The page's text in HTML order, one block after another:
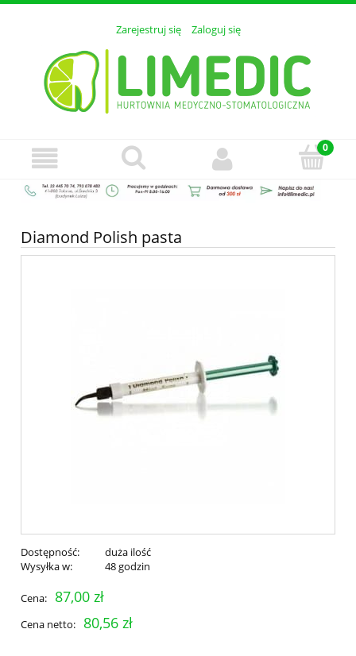
Zarejestruj się Zaloguj się
Diamond Polish pasta
Dostępność:
duża ilość
Wysyłka w:
48 godzin
Cena: 87,00 zł
Cena netto: 80,56 zł